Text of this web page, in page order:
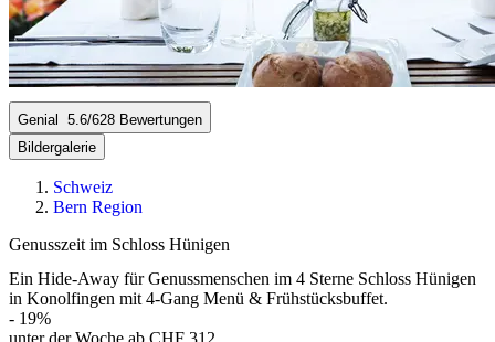
Genial 5.6/628 Bewertungen
Bildergalerie
Schweiz
Bern Region
Genusszeit im Schloss Hünigen
Ein Hide-Away für Genussmenschen im 4 Sterne Schloss Hünigen
in Konolfingen mit 4-Gang Menü & Frühstücksbuffet.
- 19%